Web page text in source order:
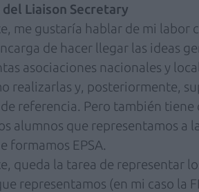
Liaison Secretary
me gustaría hablar de mi labor
de hacer llegar las ideas
asociaciones nacionales y
realizarlas y, posteriormente,
referencia. Pero también
alumnos que representamos a
formamos EPSA.
queda la tarea de representar
representamos (en mi caso la